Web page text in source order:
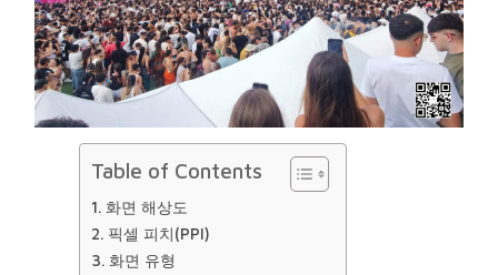
Table of Contents
화면 해상도
픽셀 피치(PPI)
화면 유형